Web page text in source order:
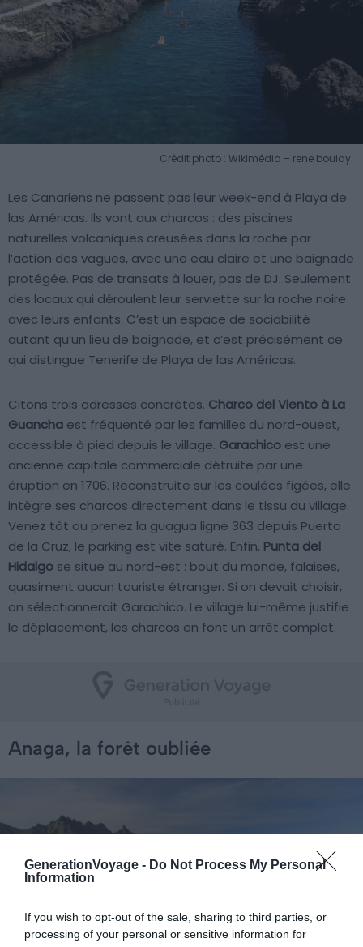
GenerationVoyage - Do Not Process My Personal
Information
If you wish to opt-out of the sale, sharing to third parties, or
processing of your personal or sensitive information for
Crédit photo : Wikimédia – rene boulay
Les Canariens ne passent pas leur week-end à Playa de
las Américas. Ils vont aux charcos : des piscines
naturelles volcaniques creusées dans la roche par
l’action des vagues, avec une eau claire et une baignade
protégée. Pas de transats à louer, pas de DJ. Seulement
des locaux qui déroulent leur serviette sur la roche noire
avec leurs enfants. C’est un espace de sociabilité
autant qu’un lieu de baignade, et c’est précisément ce
qui distingue Tenerife de Playa de las Américas.
Citons trois adresses concrètes. Charco del Viento à La
Guancha est fréquenté par les familles du nord-ouest,
accessible à pied depuis le village. Garachico est une
ancienne capitale commerciale détruite par une
éruption en 1706. Reconstruite sur les coulées figées, elle
intègre ses charcos directement dans le tissu du village.
Venez tôt ou prenez la guagua ligne 363 depuis Puerto
de la Cruz, le parking est vite saturé. Enfin, Punta del
Hidalgo se situe au nord-est : bout du monde, falaises,
quasiment aucun touriste étranger. Si on devait choisir,
on sélectionnerait Garachico. Le village lui-même justifie
le déplacement, les charcos en font un arrêt complet.
Anaga, la forêt oubliée